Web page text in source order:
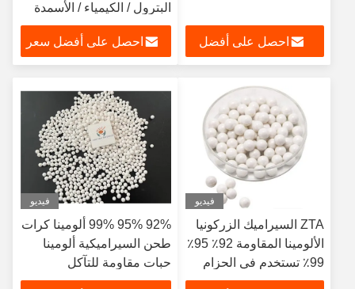
احصل على أفضل
البترول / الكيمياء / الأسمدة
احصل على أفضل سعر
فيديو
ZTA السيراميك الزركونيا
الألومينا المقاومة 92٪ 95٪
99٪ تستخدم في الحزام
المطاطي
فيديو
92% 95% 99% ألومينا كرات
طحن السيراميكية ألومينا
حبات مقاومة للتآكل